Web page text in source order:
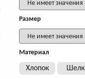
Размер
Материал
Хлопок Шелк